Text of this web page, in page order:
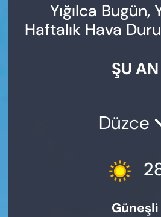
Yığılca Bugün,
Haftalık Hava
ŞU AN
Düzce
Güneşli
YENİ MEDYADA EMEK
GAZETECİLİĞİNİ GELİŞTİRMEK
Trafik Durumu
Süper Lig Puan Durumu